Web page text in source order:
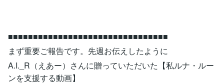
■■■■■■■■■■■■■■■■■■■■■■■■■■■■■■■■
まず重要ご報告です。先週お伝えしたように
A.I._R（えあー）さんに贈っていただいた【私ルナ・ルー
ンを支援する動画】